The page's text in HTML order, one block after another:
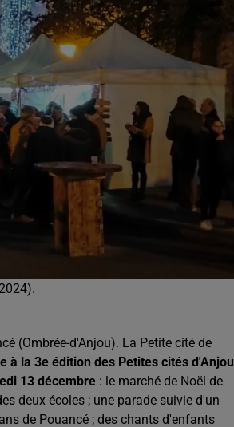
(Ombrée-d'Anjou). La Petite cité de
à la 3e édition des Petites cités d'Anjou
13 décembre : le marché de Noël de
deux écoles ; une parade suivie d'un
de Pouancé ; des chants d'enfants